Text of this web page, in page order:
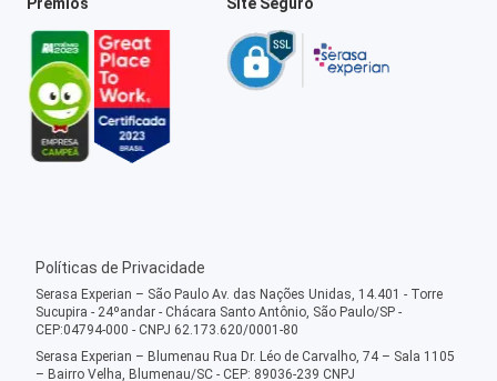
Políticas de Privacidade
Serasa Experian – São Paulo Av. das Nações Unidas, 14.401 - Torre
Sucupira - 24ºandar - Chácara Santo Antônio, São Paulo/SP -
CEP:04794-000 - CNPJ 62.173.620/0001-80
Serasa Experian – Blumenau Rua Dr. Léo de Carvalho, 74 – Sala 1105
– Bairro Velha, Blumenau/SC - CEP: 89036-239 CNPJ